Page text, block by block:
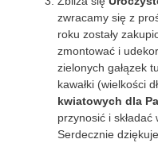
zwracamy się z
roku zostały
zmontować i
zielonych gałązek
kawałki (wielkości
kwiatowych dla
przynosić i składać
Serdecznie